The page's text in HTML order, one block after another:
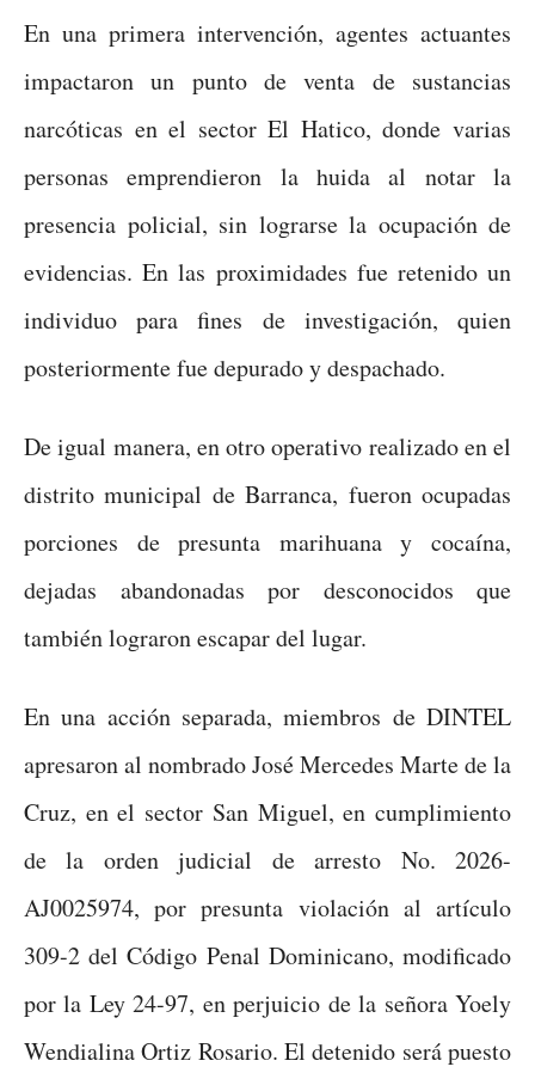
En una primera intervención, agentes actuantes
impactaron un punto de venta de sustancias
narcóticas en el sector El Hatico, donde varias
personas emprendieron la huida al notar la
presencia policial, sin lograrse la ocupación de
evidencias. En las proximidades fue retenido un
individuo para fines de investigación, quien
posteriormente fue depurado y despachado.
De igual manera, en otro operativo realizado en el
distrito municipal de Barranca, fueron ocupadas
porciones de presunta marihuana y cocaína,
dejadas abandonadas por desconocidos que
también lograron escapar del lugar.
En una acción separada, miembros de DINTEL
apresaron al nombrado José Mercedes Marte de la
Cruz, en el sector San Miguel, en cumplimiento
de la orden judicial de arresto No. 2026-
AJ0025974, por presunta violación al artículo
309-2 del Código Penal Dominicano, modificado
por la Ley 24-97, en perjuicio de la señora Yoely
Wendialina Ortiz Rosario. El detenido será puesto